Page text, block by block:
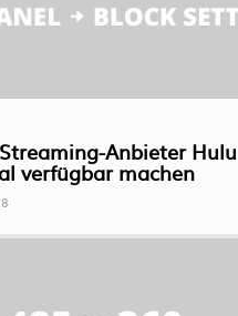
Anbieter Hulu
verfügbar machen